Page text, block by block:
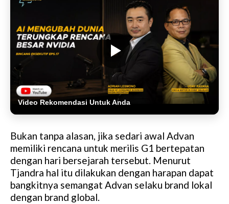
Video Rekomendasi Untuk Anda
Bukan tanpa alasan, jika sedari awal Advan
memiliki rencana untuk merilis G1 bertepatan
dengan hari bersejarah tersebut. Menurut
Tjandra hal itu dilakukan dengan harapan dapat
bangkitnya semangat Advan selaku brand lokal
dengan brand global.